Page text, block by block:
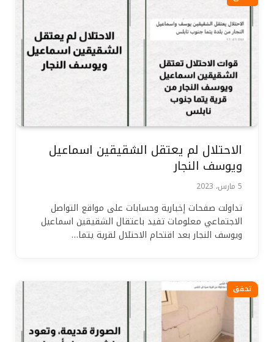
الاحتلال لم يعتقل الشقيقين اسماعيل
ويوسف النجار
5 مارس، 2023
تداولت صفحات إخبارية وحسابات على مواقع التواصل
الاجتماعي معلومات تفيد باعتقال الشقيقين اسماعيل
ويوسف النجار بعد اقتحام الاحتلال لقرية يتما…
تحقق